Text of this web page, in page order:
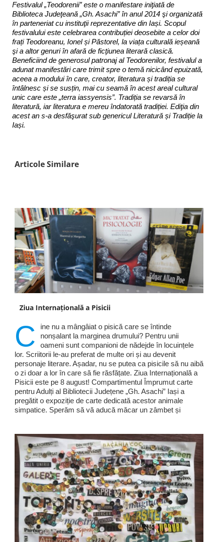
Festivalul „Teodorenii” este o manifestare iniţiată de
Biblioteca Judeţeană „Gh. Asachi” în anul 2014 şi organizată
în parteneriat cu instituţii reprezentative din Iași. Scopul
festivalului este celebrarea contribuției deosebite a celor doi
frați Teodoreanu, Ionel și Păstorel, la viața culturală ieșeană
şi a altor genuri în afară de ficţiunea literară clasică.
Beneficiind de generosul patronaj al Teodorenilor, festivalul a
adunat manifestări care trimit spre o temă nicicând epuizată,
aceea a modului în care, creator, literatura și tradiția se
întâlnesc și se susțin, mai cu seamă în acest areal cultural
unic care este „terra iassyensis”. Tradiția se revarsă în
literatură, iar literatura e mereu îndatorată tradiției. Ediţia din
acest an s-a desfăşurat sub genericul Literatură și Tradiție la
Iași.
Articole Similare
Ziua Internațională a Pisicii
C
ine nu a mângâiat o pisică care se întinde
nonșalant la marginea drumului? Pentru unii
oameni sunt companioni de nădejde în locuințele
lor. Scriitorii le-au preferat de multe ori și au devenit
personaje literare. Așadar, nu se putea ca pisicile să nu aibă
o zi doar a lor în care să fie răsfățate. Ziua Internațională a
Pisicii este pe 8 august! Compartimentul Împrumut carte
pentru Adulți al Bibliotecii Județene „Gh. Asachi” Iași a
pregătit o expoziție de carte dedicată acestor animale
simpatice. Sperăm să vă aducă măcar un zâmbet și